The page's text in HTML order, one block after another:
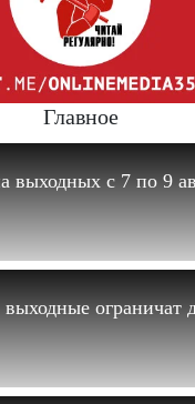
Главное
выходных с 7 по 9
ограничат